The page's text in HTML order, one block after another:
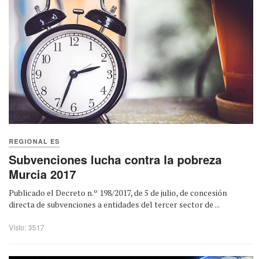
REGIONAL ES
Subvenciones lucha contra la pobreza
Murcia 2017
Publicado el Decreto n.º 198/2017, de 5 de julio, de concesión
directa de subvenciones a entidades del tercer sector de ...
Visto: 3517